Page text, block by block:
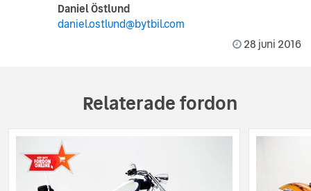
Daniel Östlund
daniel.ostlund@bytbil.com
28 juni 2016
Relaterade fordon